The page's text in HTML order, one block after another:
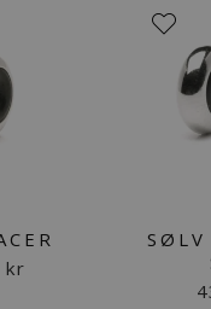
kr
SØLV